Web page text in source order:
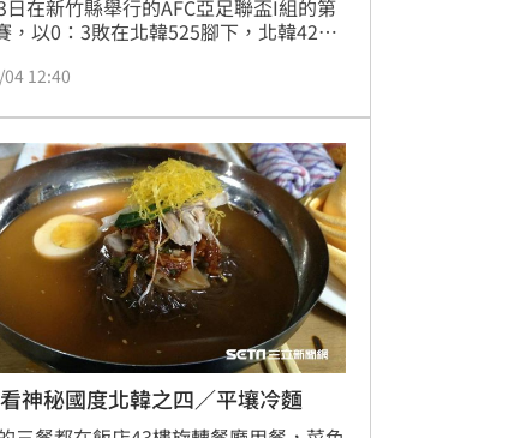
日在新竹縣舉行的AFC亞足聯盃I組的第
，以0：3敗在北韓525腳下，北韓425
注以及陣容互相配合熟悉度不足，擴大
，已經看到進步了。
12:40
神秘國度北韓之四／平壤冷麵